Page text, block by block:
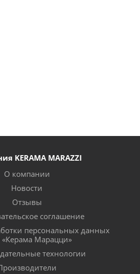
KERAMA MARAZZI
О компании
Новости
Отзывы
соглашение
персональных данных
Марацци»
технологии